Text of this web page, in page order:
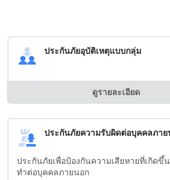
ประกันภัยอุบัติเหตุแบบกลุ่ม
ดูรายละเอียด
ประกันภัยความรับผิดต่อบุคคลภาย
ประกันภัยเพื่อป้องกันความเสียหายที่เกิดขึ้
ทำต่อบุคคลภายนอก